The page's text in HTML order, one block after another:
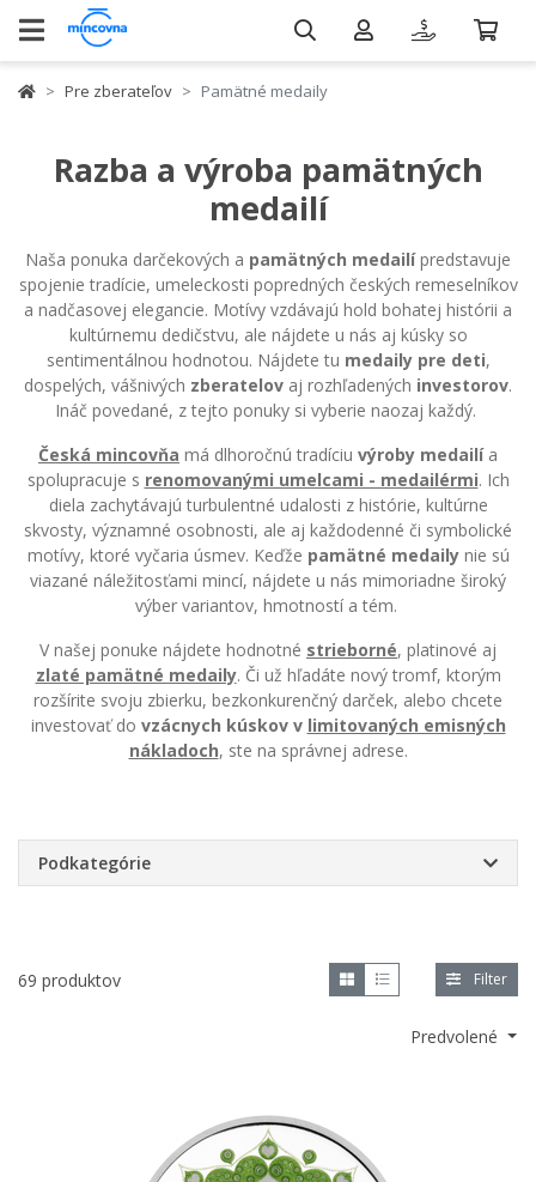
Pre zberateľov Pamätné medaily
Razba a výroba pamätných
medailí
Naša ponuka darčekových a pamätných medailípredstavuje
spojenie tradície, umeleckosti popredných českých remeselníkov
a nadčasovej elegancie. Motívy vzdávajú hold bohatej histórii a
kultúrnemu dedičstvu, ale nájdete u nás aj kúsky so
sentimentálnou hodnotou. Nájdete tu medaily pre deti,
dospelých, vášnivých zberatelov aj rozhľadených investorov.
Ináč povedané, z tejto ponuky si vyberie naozaj každý.
Česká mincovňa má dlhoročnú tradíciu výroby medailí a
spolupracuje s renomovanými umelcami - medailérmi. Ich
diela zachytávajú turbulentné udalosti z histórie, kultúrne
skvosty, významné osobnosti, ale aj každodenné či symbolické
motívy, ktoré vyčaria úsmev. Keďže pamätné medailynie sú
viazané náležitosťami mincí, nájdete u nás mimoriadne široký
výber variantov, hmotností a tém.
V našej ponuke nájdete hodnotné strieborné, platinové aj
zlaté pamätné medaily. Či už hľadáte nový tromf, ktorým
rozšírite svoju zbierku, bezkonkurenčný darček, alebo chcete
investovať do vzácnych kúskov v limitovaných emisných
nákladoch, ste na správnej adrese.
Podkategórie
Predvolené
69 produktov Filter